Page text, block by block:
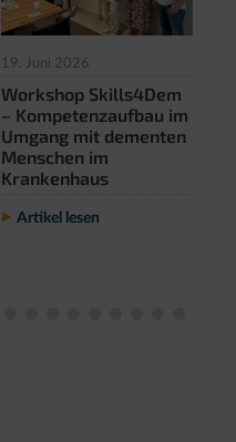
19. Juni 2026
Workshop Skills4Dem
– Kompetenzaufbau im
Umgang mit dementen
Menschen im
Krankenhaus
Artikel lesen